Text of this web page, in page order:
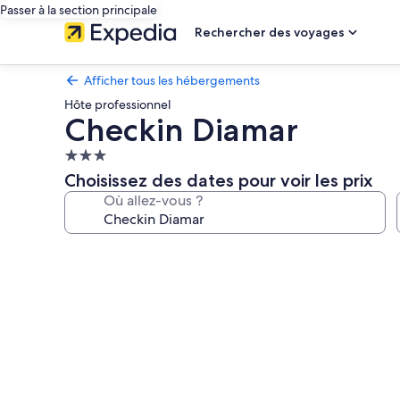
Passer à la section principale
Rechercher des voyages
Afficher tous les hébergements
Hôte professionnel
Checkin Diamar
Hébergement
3.0 étoiles
Choisissez des dates pour voir les prix
Où allez-vous ?